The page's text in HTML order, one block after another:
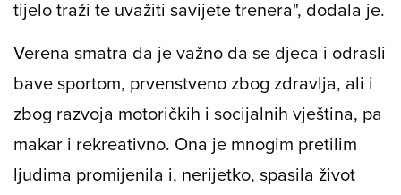
oko toga opterećivati. Samo trebate biti sretni i
raditi po vlastitom osjećaju, slušati što vam
tijelo traži te uvažiti savijete trenera", dodala je.
Verena smatra da je važno da se djeca i odrasli
bave sportom, prvenstveno zbog zdravlja, ali i
zbog razvoja motoričkih i socijalnih vještina, pa